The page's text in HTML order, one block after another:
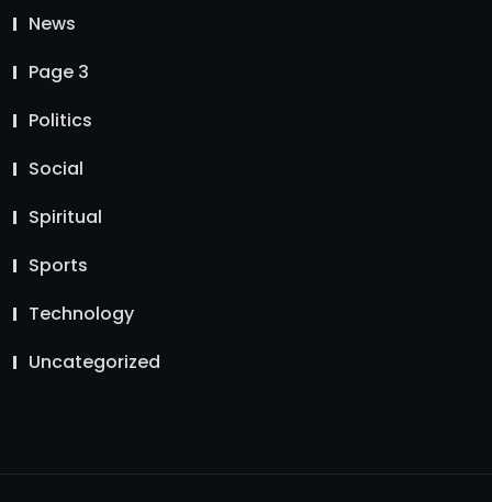
News
Page 3
Politics
Social
Spiritual
Sports
Technology
Uncategorized